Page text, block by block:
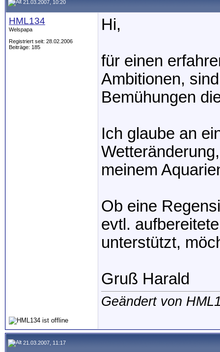
21.03.2007, 10:20
HML134
Welspapa
Registriert seit: 28.02.2006
Beiträge: 185
Hi,
für einen
Ambitionen,
Bemühungen
Ich glaube an
meinem
Ob eine
evtl.
unterstützt,
Gruß Harald
Geändert von
21.03.2007, 11:17